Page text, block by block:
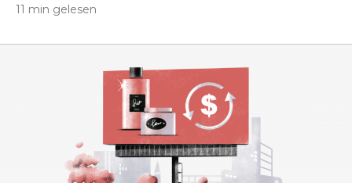
11 min gelesen